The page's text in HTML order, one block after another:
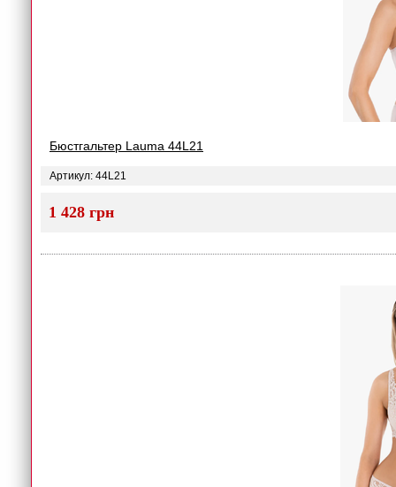
Бюстгальтер Lauma 44L21
Артикул: 44L21
1 428 грн